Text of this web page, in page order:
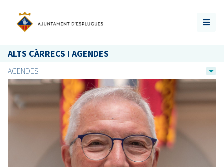
ALTS CÀRRECS I AGENDES
AGENDES